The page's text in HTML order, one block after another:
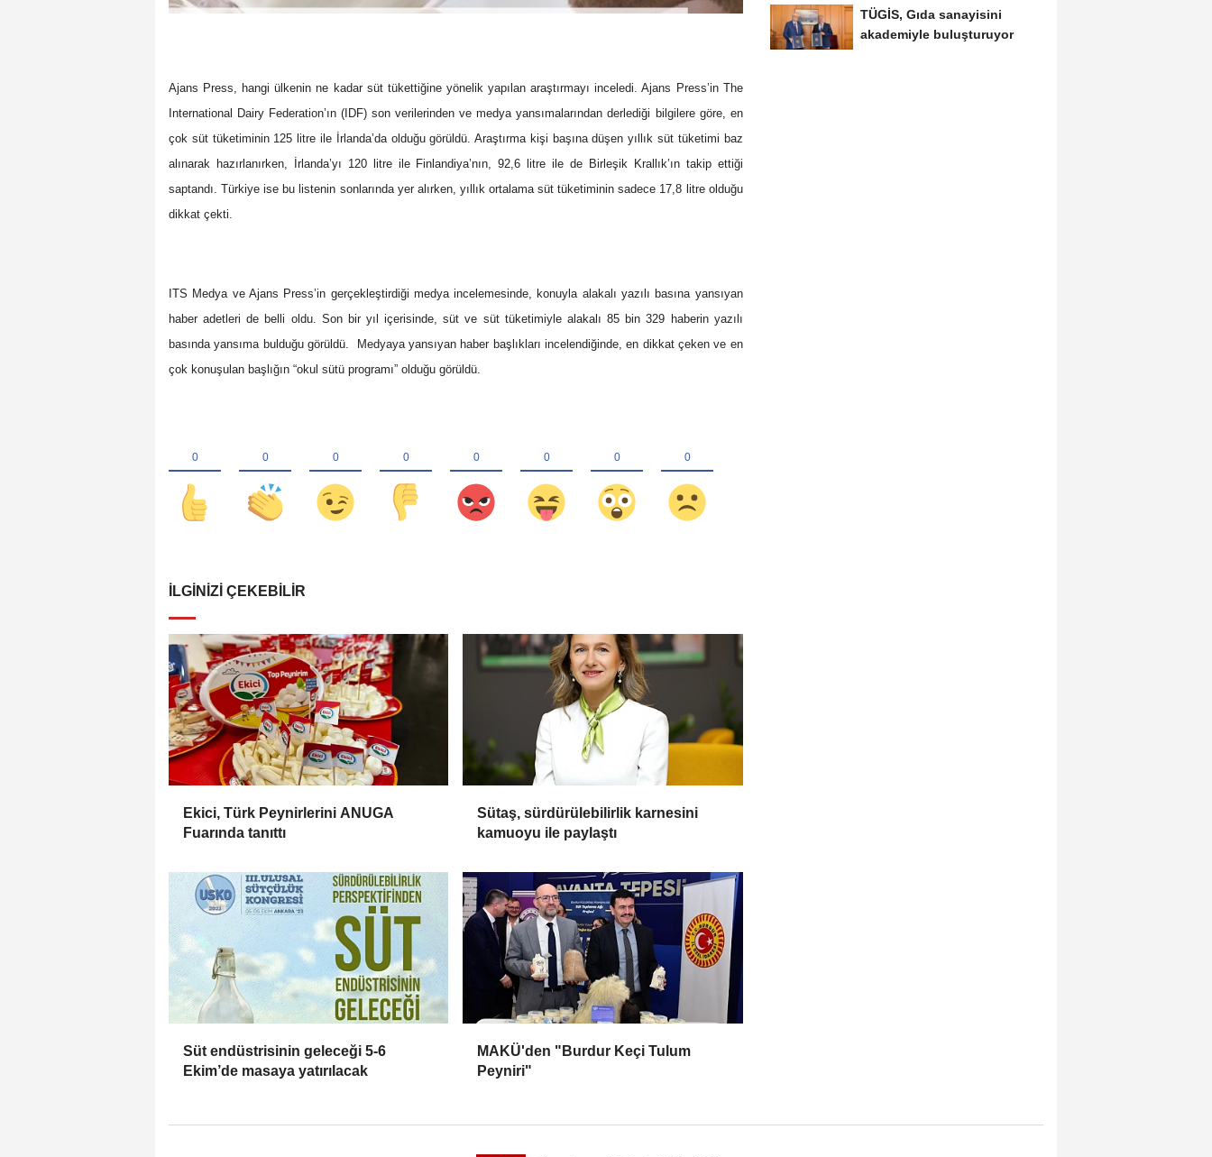
Ajans Press, hangi ülkenin ne kadar süt tükettiğine yönelik yapılan araştırmayı inceledi. Ajans Press’in The
International Dairy Federation’ın (IDF) son verilerinden ve medya yansımalarından derlediği bilgilere göre, en
çok süt tüketiminin 125 litre ile İrlanda’da olduğu görüldü. Araştırma kişi başına düşen yıllık süt tüketimi baz
alınarak hazırlanırken, İrlanda’yı 120 litre ile Finlandiya’nın, 92,6 litre ile de Birleşik Krallık’ın takip ettiği
saptandı. Türkiye ise bu listenin sonlarında yer alırken, yıllık ortalama süt tüketiminin sadece 17,8 litre olduğu
dikkat çekti.
ITS Medya ve Ajans Press’in gerçekleştirdiği medya incelemesinde, konuyla alakalı yazılı basına yansıyan
haber adetleri de belli oldu. Son bir yıl içerisinde, süt ve süt tüketimiyle alakalı 85 bin 329 haberin yazılı
basında yansıma bulduğu görüldü.
Medyaya yansıyan haber başlıkları incelendiğinde, en dikkat çeken ve en
çok konuşulan başlığın “okul sütü programı” olduğu görüldü.
İLGINIZI ÇEKEBILIR
Ekici, Türk Peynirlerini ANUGA
Fuarında tanıttı
Sütaş, sürdürülebilirlik karnesini
kamuoyu ile paylaştı
Süt endüstrisinin geleceği 5-6
Ekim’de masaya yatırılacak
MAKÜ'den "Burdur Keçi Tulum
Peyniri"
TÜGİS, Gıda sanayisini
akademiyle buluşturuyor